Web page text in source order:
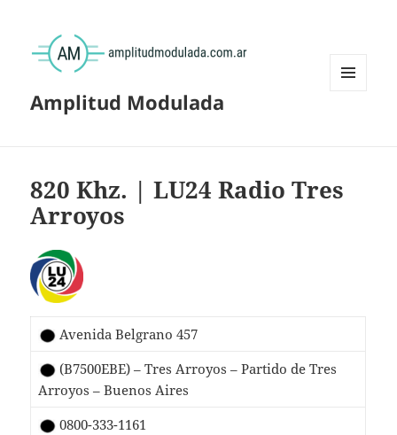
Amplitud Modulada
820 Khz. | LU24 Radio Tres
Arroyos
Avenida Belgrano 457
(B7500EBE) – Tres Arroyos – Partido de Tres
Arroyos – Buenos Aires
0800-333-1161